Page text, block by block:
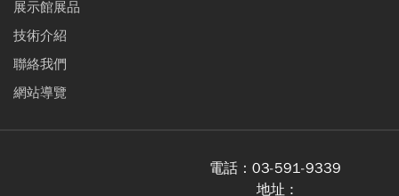
展示館展品
技術介紹
聯絡我們
網站導覽
電話： 03-591-9339
地址 :